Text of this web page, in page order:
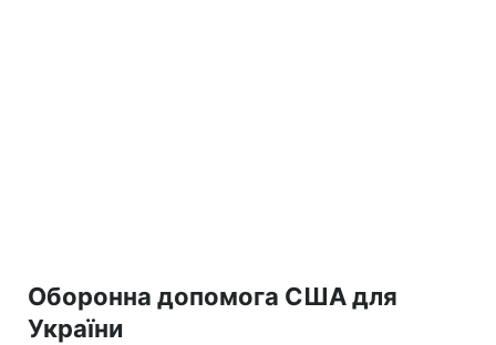
Оборонна допомога США для
України